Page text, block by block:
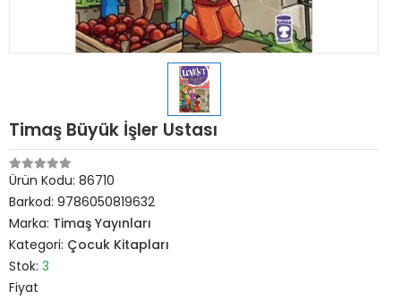
Timaş Büyük İşler Ustası
Ürün Kodu: 86710
Barkod: 9786050819632
Marka: Timaş Yayınları
Kategori: Çocuk Kitapları
Stok: 3
Fiyat